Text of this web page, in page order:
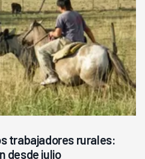
trabajadores rurales:
desde julio